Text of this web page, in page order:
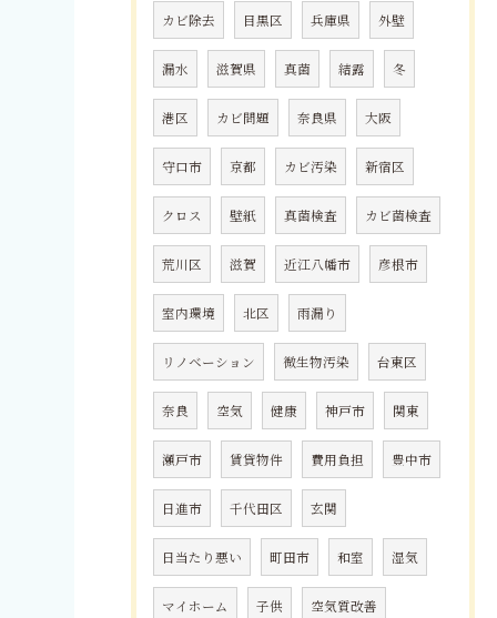
カビ除去 目黒区 兵庫県 外壁
漏水 滋賀県 真菌 結露 冬
港区 カビ問題 奈良県 大阪
守口市 京都 カビ汚染 新宿区
クロス 壁紙 真菌検査 カビ菌検査
荒川区 滋賀 近江八幡市 彦根市
室内環境 北区 雨漏り
リノベーション 微生物汚染 台東区
奈良 空気 健康 神戸市 関東
瀬戸市 賃貸物件 費用負担 豊中市
日進市 千代田区 玄関
日当たり悪い 町田市 和室 湿気
マイホーム 子供 空気質改善